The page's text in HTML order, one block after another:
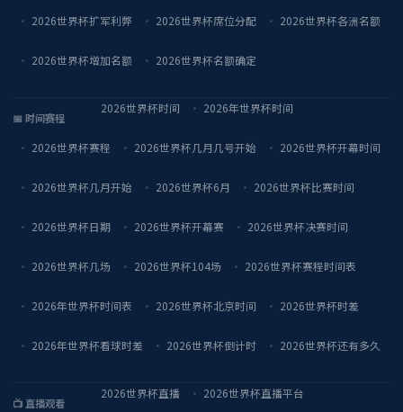
2026世界杯扩军利弊 2026世界杯席位分配 2026世界杯各洲名额
2026世界杯增加名额 2026世界杯名额确定
📅 时间赛程
2026世界杯时间 2026年世界杯时间
2026世界杯赛程 2026世界杯几月几号开始 2026世界杯开幕时间
2026世界杯几月开始 2026世界杯6月 2026世界杯比赛时间
2026世界杯日期 2026世界杯开幕赛 2026世界杯决赛时间
2026世界杯几场 2026世界杯104场 2026世界杯赛程时间表
2026年世界杯时间表 2026世界杯北京时间 2026世界杯时差
2026年世界杯看球时差 2026世界杯倒计时 2026世界杯还有多久
📺 直播观看
2026世界杯直播 2026世界杯直播平台